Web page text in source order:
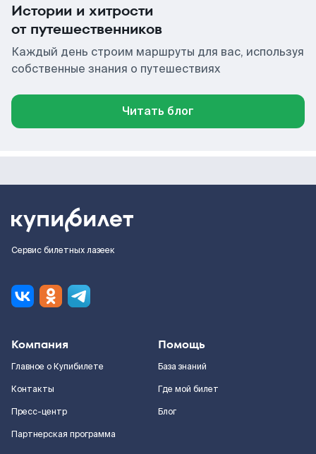
Истории и хитрости
от путешественников
Каждый день строим маршруты для вас, используя
собственные знания о путешествиях
Читать блог
Сервис билетных лазеек
Компания
Главное о Купибилете
Контакты
Пресс-центр
Партнерская программа
Помощь
База знаний
Где мой билет
Блог